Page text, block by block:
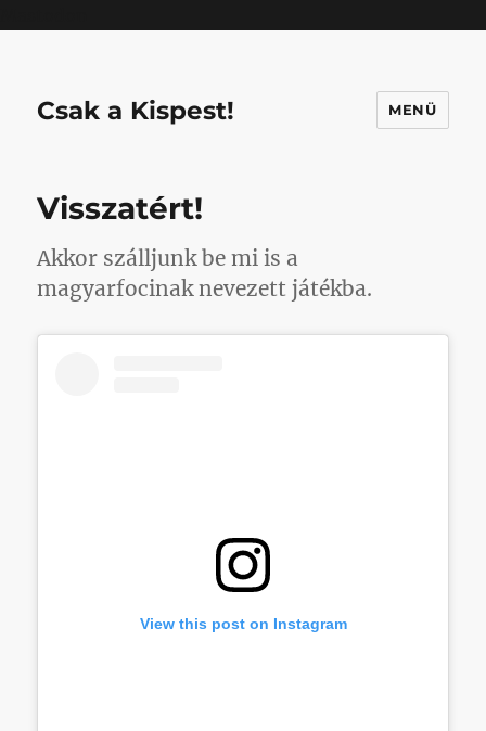
Csak a Kispest! MENÜ
Visszatért!
Akkor szálljunk be mi is a
magyarfocinak nevezett játékba.
View this post on Instagram